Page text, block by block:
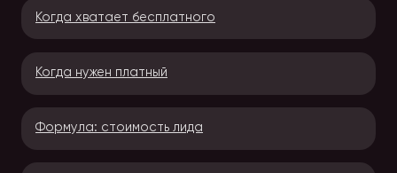
Когда хватает бесплатного
Когда нужен платный
Формула: стоимость лида